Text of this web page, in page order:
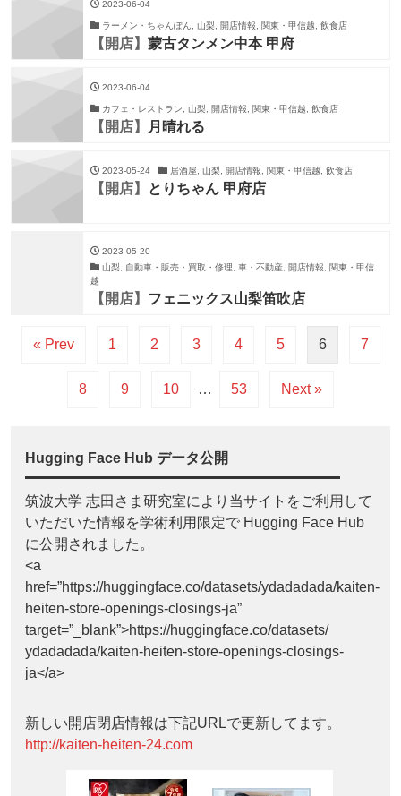
2023-06-04
ラーメン・ちゃんぽん, 山梨, 開店情報, 関東・甲信越, 飲食店
【開店】 蒙古タンメン中本 甲府
2023-06-04
カフェ・レストラン, 山梨, 開店情報, 関東・甲信越, 飲食店
【開店】 月晴れる
2023-05-24 居酒屋, 山梨, 開店情報, 関東・甲信越, 飲食店
【開店】 とりちゃん 甲府店
2023-05-20
山梨, 自動車・販売・買取・修理, 車・不動産, 開店情報, 関東・甲信
越
【開店】 フェニックス山梨笛吹店
« Prev 1 2 3 4 5 6 7
8 9 10 … 53 Next »
Hugging Face Hub データ公開
筑波大学 志田さま研究室により当サイトをご利用して
いただいた情報を学術利用限定で Hugging Face Hub
に公開されました。
<a
href=”https://huggingface.co/datasets/ydadadada/kaiten-
heiten-store-openings-closings-ja”
target=”_blank”>https://huggingface.co/datasets/
ydadadada/kaiten-heiten-store-openings-closings-
ja</a>
新しい開店閉店情報は下記URLで更新してます。
http://kaiten-heiten-24.com